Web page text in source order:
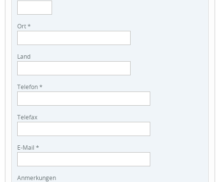
Ort *
Land
Telefon *
Telefax
E-Mail *
Anmerkungen